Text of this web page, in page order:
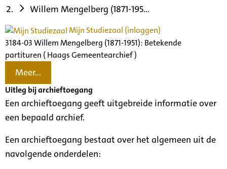
Willem Mengelberg (1871-195...
Mijn Studiezaal (inloggen)
3184-03 Willem Mengelberg (1871-1951): Betekende
partituren ( Haags Gemeentearchief )
Meer...
Uitleg bij archieftoegang
Een archieftoegang geeft uitgebreide informatie over
een bepaald archief.
Een archieftoegang bestaat over het algemeen uit de
navolgende onderdelen: